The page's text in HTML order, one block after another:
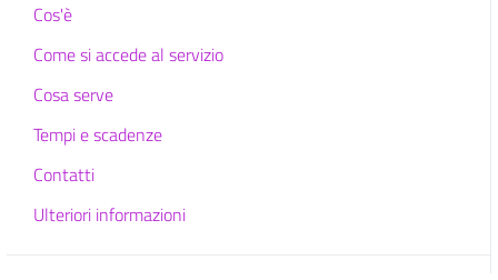
Cos'è
Come si accede al servizio
Cosa serve
Tempi e scadenze
Contatti
Ulteriori informazioni